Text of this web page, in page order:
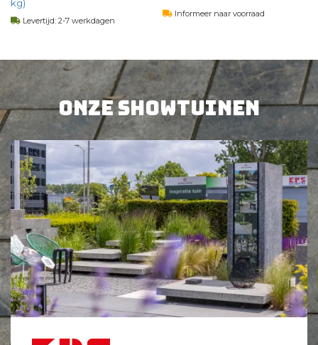
kg)
Levertijd: 2-7 werkdagen
46,00per st
BEKIJK PRODUCT
Informeer naar voorraad
BEKIJK PRODUCT
Onze showtuinen